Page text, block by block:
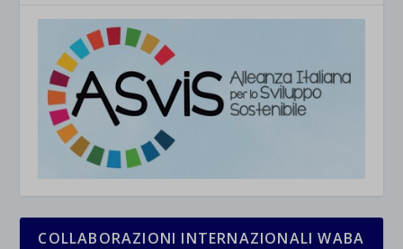
COLLABORAZIONI INTERNAZIONALI WABA